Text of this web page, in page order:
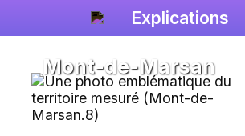
Explications
Mont-de-Marsan